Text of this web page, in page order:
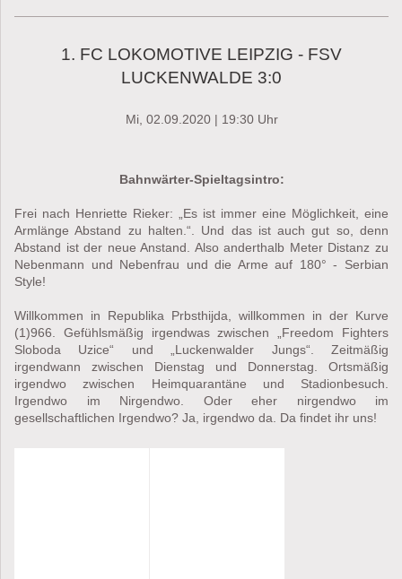
1. FC LOKOMOTIVE LEIPZIG - FSV
LUCKENWALDE 3:0
Mi, 02.09.2020 | 19:30 Uhr
Bahnwärter-Spieltagsintro:
Frei nach Henriette Rieker: „Es ist immer eine Möglichkeit, eine
Armlänge Abstand zu halten.“. Und das ist auch gut so, denn
Abstand ist der neue Anstand. Also anderthalb Meter Distanz zu
Nebenmann und Nebenfrau und die Arme auf 180° - Serbian
Style!
Willkommen in Republika Prbsthijda, willkommen in der Kurve
(1)966. Gefühlsmäßig irgendwas zwischen „Freedom Fighters
Sloboda Uzice“ und „Luckenwalder Jungs“. Zeitmäßig
irgendwann zwischen Dienstag und Donnerstag. Ortsmäßig
irgendwo zwischen Heimquarantäne und Stadionbesuch.
Irgendwo im Nirgendwo. Oder eher nirgendwo im
gesellschaftlichen Irgendwo? Ja, irgendwo da. Da findet ihr uns!